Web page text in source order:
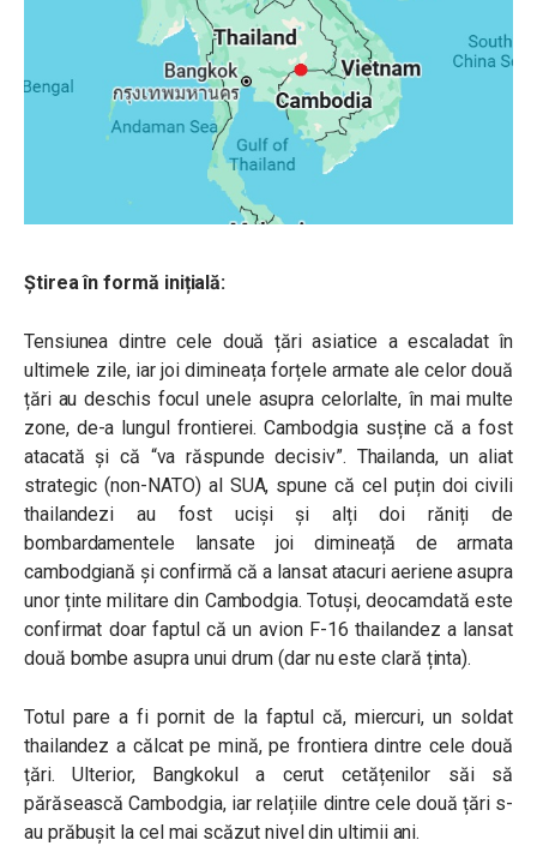
Știrea în formă inițială:
Tensiunea dintre cele două țări asiatice a escaladat în
ultimele zile, iar joi dimineața forțele armate ale celor două
țări au deschis focul unele asupra celorlalte, în mai multe
zone, de-a lungul frontierei. Cambodgia susține că a fost
atacată și că “va răspunde decisiv”. Thailanda, un aliat
strategic (non-NATO) al SUA, spune că cel puțin doi civili
thailandezi au fost uciși și alți doi răniți de
bombardamentele lansate joi dimineață de armata
cambodgiană și confirmă că a lansat atacuri aeriene asupra
unor ținte militare din Cambodgia. Totuși, deocamdată este
confirmat doar faptul că un avion F-16 thailandez a lansat
două bombe asupra unui drum (dar nu este clară ținta).
Totul pare a fi pornit de la faptul că, miercuri, un soldat
thailandez a călcat pe mină, pe frontiera dintre cele două
țări. Ulterior, Bangkokul a cerut cetățenilor săi să
părăsească Cambodgia, iar relațiile dintre cele două țări s-
au prăbușit la cel mai scăzut nivel din ultimii ani.